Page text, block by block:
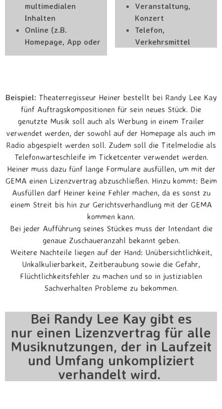
multimedialen
Inhalten
Online (z.B.
Homepage, App oder
Veranstaltung,
Konzert
Telefon,
Verkehrsmittel
Beispiel: Theaterregisseur Heiner bestellt bei Randy Lee Kay
fünf Auftragskompositionen für sein neues Stück. Die
genutzte Musik soll auch als Werbung in einem Trailer
verwendet werden, der sowohl auf der Homepage als auch im
Radio abgespielt werden soll. Zudem soll die Titelmelodie als
Telefonwarteschleife im Ticketcenter verwendet werden.
Heiner muss dazu fünf lange Formulare ausfüllen, um mit der
GEMA einen Lizenzvertrag abzuschließen. Hinzu kommt: Beim
Ausfüllen darf Heiner keine Fehler machen, da es sonst zu
einem Streit bis hin zur Gerichtsverhandlung mit der GEMA
kommen kann.
Bei jeder Aufführung seines Stückes muss der Intendant die
genaue Zuschaueranzahl bekannt geben.
Weitere Nachteile liegen auf der Hand: Unübersichtlichkeit,
Unkalkulierbarkeit, Zeitberaubung sowie die Gefahr,
Flüchtlichkeitsfehler zu machen und so in justiziablen
Sachverhalten Probleme zu bekommen.
Bei Randy Lee Kay gibt es
nur einen Lizenzvertrag für alle
Musiknutzungen, der in Laufzeit
und Umfang unkompliziert
verhandelt wird.